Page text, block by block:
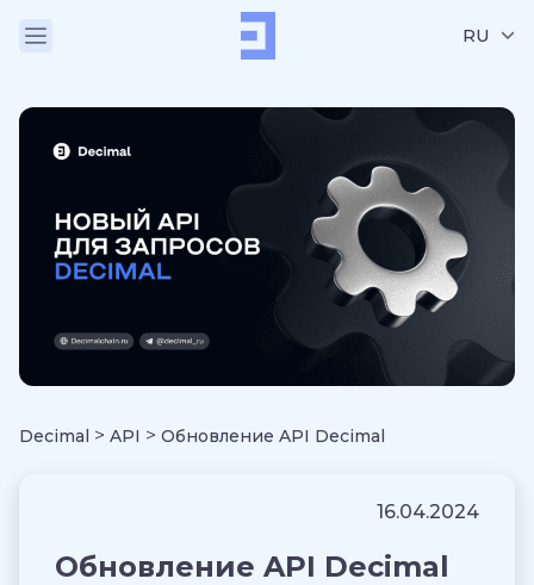
RU
Decimal > API > Обновление API Decimal
16.04.2024
Обновление API Decimal